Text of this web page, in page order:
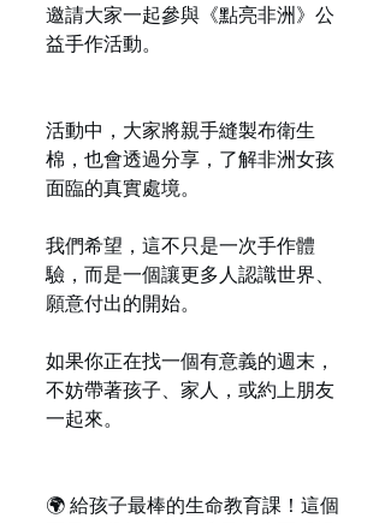
邀請大家一起參與《點亮非洲》公
益手作活動。
活動中，大家將親手縫製布衛生
棉，也會透過分享，了解非洲女孩
面臨的真實處境。
我們希望，這不只是一次手作體
驗，而是一個讓更多人認識世界、
願意付出的開始。
如果你正在找一個有意義的週末，
不妨帶著孩子、家人，或約上朋友
一起來。
🌍 給孩子最棒的生命教育課！這個